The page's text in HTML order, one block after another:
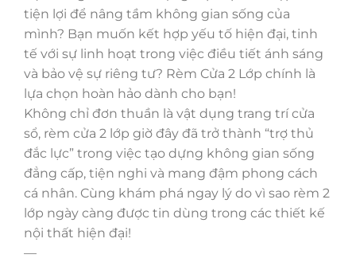
tiện lợi để nâng tầm không gian sống của
mình? Bạn muốn kết hợp yếu tố hiện đại, tinh
tế với sự linh hoạt trong việc điều tiết ánh sáng
và bảo vệ sự riêng tư? Rèm Cửa 2 Lớp chính là
lựa chọn hoàn hảo dành cho bạn!
Không chỉ đơn thuần là vật dụng trang trí cửa
sổ, rèm cửa 2 lớp giờ đây đã trở thành “trợ thủ
đắc lực” trong việc tạo dựng không gian sống
đẳng cấp, tiện nghi và mang đậm phong cách
cá nhân. Cùng khám phá ngay lý do vì sao rèm 2
lớp ngày càng được tin dùng trong các thiết kế
nội thất hiện đại!
—